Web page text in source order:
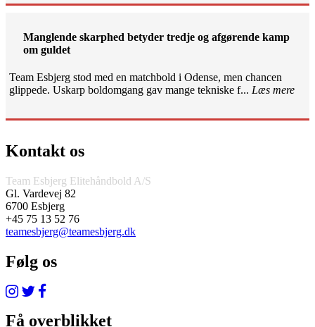
Manglende skarphed betyder tredje og afgørende kamp
om guldet
Team Esbjerg stod med en matchbold i Odense, men chancen
glippede. Uskarp boldomgang gav mange tekniske f... Læs mere
Kontakt os
Team Esbjerg Elitehåndbold A/S
Gl. Vardevej 82
6700 Esbjerg
+45 75 13 52 76
teamesbjerg@teamesbjerg.dk
Følg os
Få overblikket